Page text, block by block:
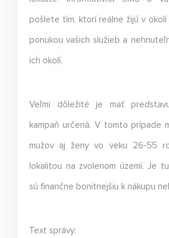
pošlete tím, ktorí reálne žijú v okolí
ponukou vašich služieb a
ich okolí.
Veľmi dôležité je mať
kampaň určená. V tomto prípade
mužov aj ženy vo veku 26-55
lokalitou na zvolenom území. Je
sú finančne bonitnejšiu k nákupu
Text správy: